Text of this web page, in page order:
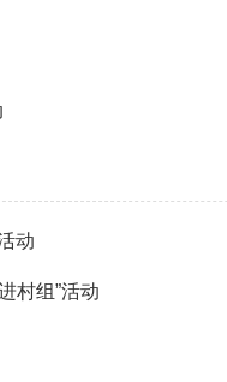
动
村组”活动